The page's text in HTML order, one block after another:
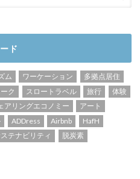
ド
ム ワーケーション
多拠点居住
ク スロートラベル 旅行
体験
アリングエコノミー
アート
ADDress Airbnb
HafH
テナビリティ 脱炭素